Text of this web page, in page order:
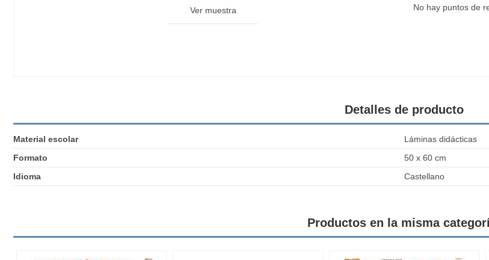
Ver muestra No hay puntos de
Detalles de producto
Material escolar
Láminas didácticas
Formato
50 x 60 cm
Idioma
Castellano
Productos en la misma